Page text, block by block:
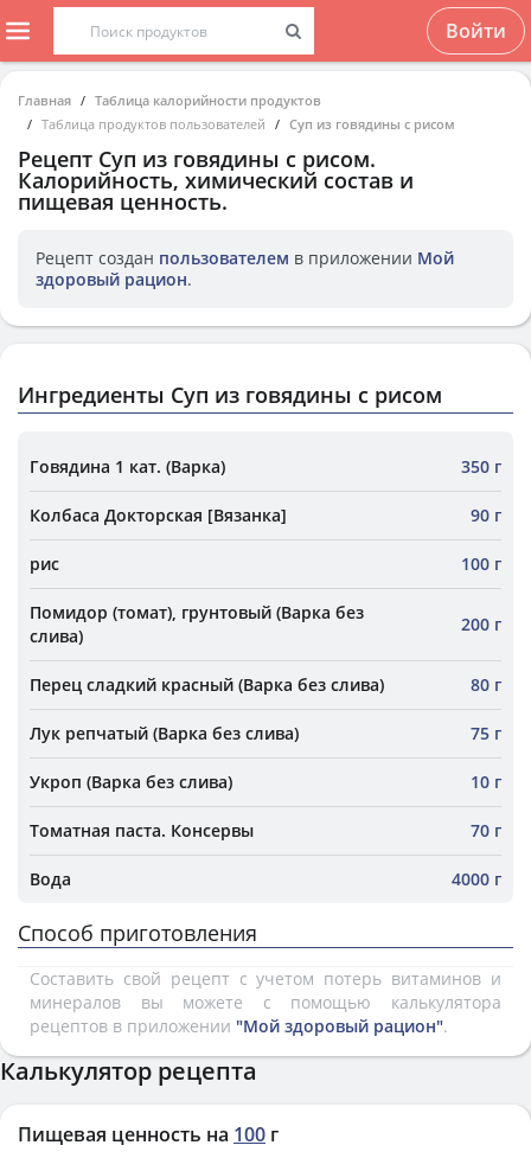
Войти
Главная
Таблица калорийности продуктов
Таблица продуктов пользователей
Суп из говядины с рисом
Рецепт Суп из говядины с рисом.
Калорийность, химический состав и
пищевая ценность.
Рецепт создан пользователем в приложении Мой
здоровый рацион.
Ингредиенты Суп из говядины с рисом
Говядина 1 кат. (Варка) 350 г
Колбаса Докторская [Вязанка] 90 г
рис 100 г
Помидор (томат), грунтовый (Варка без
слива)
200 г
Перец сладкий красный (Варка без слива) 80 г
Лук репчатый (Варка без слива) 75 г
Укроп (Варка без слива) 10 г
Томатная паста. Консервы 70 г
Вода 4000 г
Способ приготовления
Составить свой рецепт с учетом потерь витаминов и
минералов вы можете с помощью калькулятора
рецептов в приложении "Мой здоровый рацион".
Калькулятор рецепта
Пищевая ценность на 100 г